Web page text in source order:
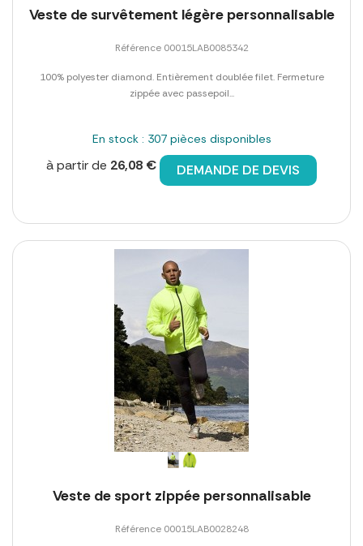
Veste de survêtement légère personnalisable
Référence 00015LAB0085342
100% polyester diamond. Entièrement doublée filet. Fermeture
zippée avec passepoil...
En stock : 307 pièces disponibles
à partir de 26,08 € DEMANDE DE DEVIS
Veste de sport zippée personnalisable
Référence 00015LAB0028248